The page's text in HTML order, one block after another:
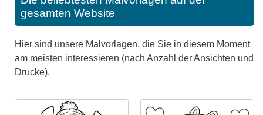
gesamten Website
Hier sind unsere Malvorlagen, die Sie in diesem Moment
am meisten interessieren (nach Anzahl der Ansichten und
Drucke).